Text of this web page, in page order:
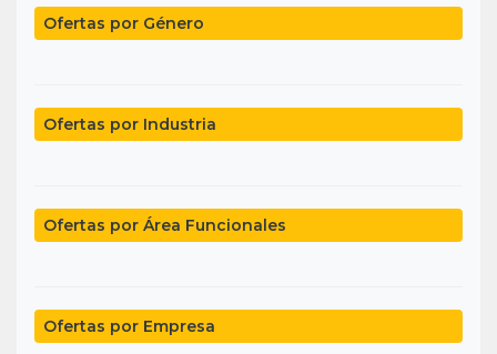
Ofertas por Género
Ofertas por Industria
Ofertas por Área Funcionales
Ofertas por Empresa